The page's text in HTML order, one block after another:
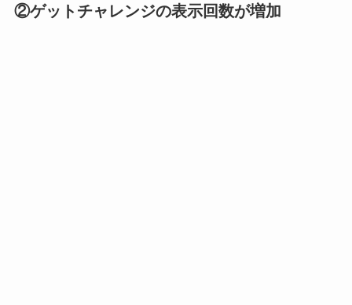
②ゲットチャレンジの表示回数が増加